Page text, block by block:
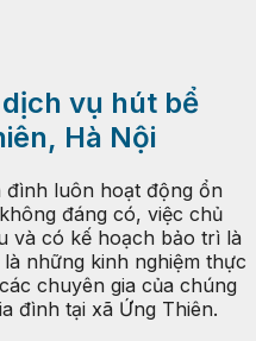
vụ hút bể
Hà Nội
đình luôn hoạt động ổn
đáng có, việc chủ
và có kế hoạch bảo trì là
những kinh nghiệm thực
chuyên gia của chúng
đình tại xã Ứng Thiên.